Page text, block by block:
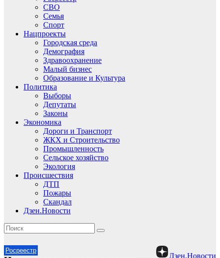
СВО
Семья
Спорт
Нацпроекты
Городская среда
Демография
Здравоохранение
Малый бизнес
Образование и Культура
Политика
Выборы
Депутаты
Законы
Экономика
Дороги и Транспорт
ЖКХ и Строительство
Промышленность
Сельское хозяйство
Экология
Происшествия
ДТП
Пожары
Скандал
Дзен.Новости
Росреестр
Дзен.Новости